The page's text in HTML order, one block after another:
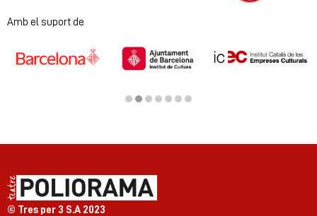
Diapositiva 1 de 2
Amb el suport de
© Tres per 3 S.A 2023